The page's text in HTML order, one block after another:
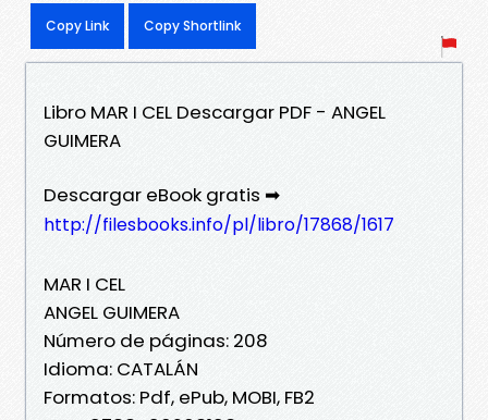
Copy Link Copy Shortlink
Libro MAR I CEL Descargar PDF - ANGEL
GUIMERA
Descargar eBook gratis ➡
http://filesbooks.info/pl/libro/17868/1617
MAR I CEL
ANGEL GUIMERA
Número de páginas: 208
Idioma: CATALÁN
Formatos: Pdf, ePub, MOBI, FB2